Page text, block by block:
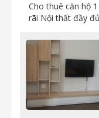
Cho thuê căn hộ
rãi Nội thất đầy